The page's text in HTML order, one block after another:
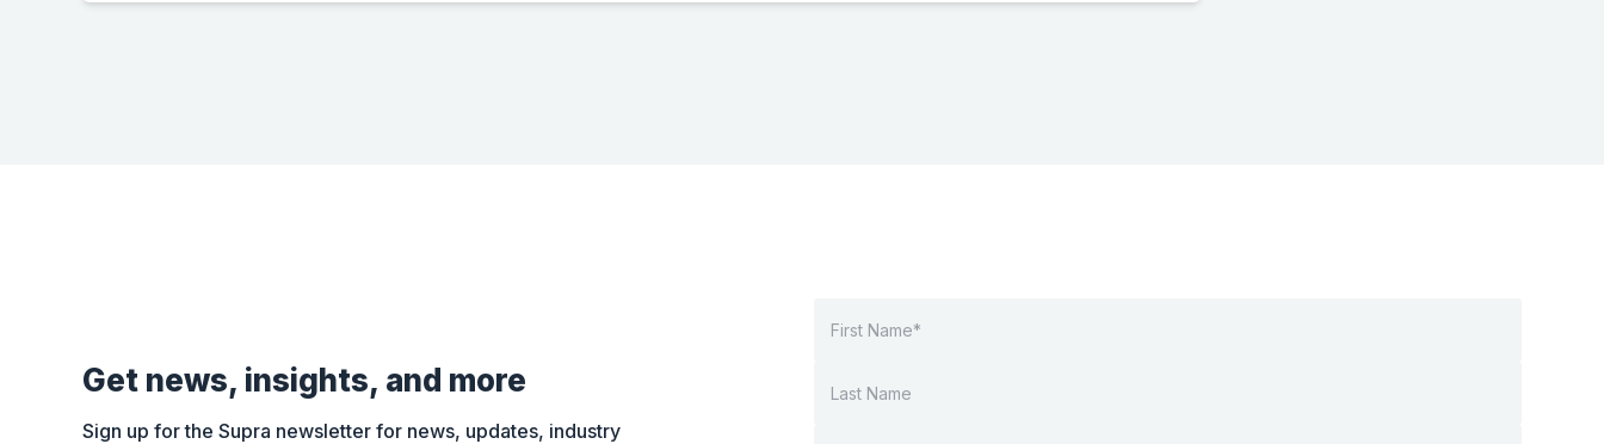
Get news, insights, and more
Sign up for the Supra newsletter for news, updates, industry